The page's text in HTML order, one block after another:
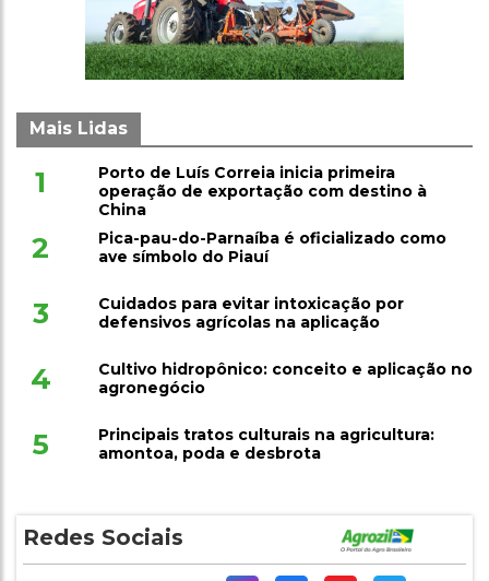
Mais Lidas
1
Porto de Luís Correia inicia primeira
operação de exportação com destino à
China
2
Pica-pau-do-Parnaíba é oficializado como
ave símbolo do Piauí
3
Cuidados para evitar intoxicação por
defensivos agrícolas na aplicação
4
Cultivo hidropônico: conceito e aplicação no
agronegócio
5
Principais tratos culturais na agricultura:
amontoa, poda e desbrota
Redes Sociais